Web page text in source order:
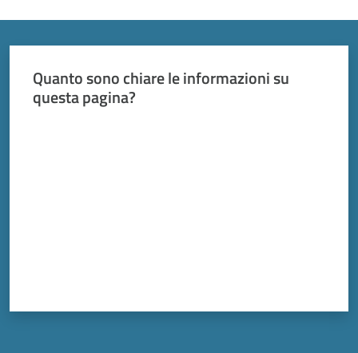
Quanto sono chiare le informazioni su
questa pagina?